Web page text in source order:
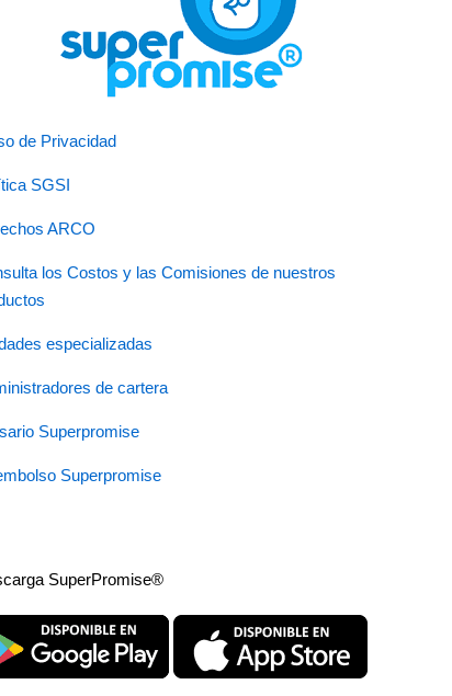
de Privacidad
SGSI
ARCO
los Costos y las Comisiones de nuestros
especializadas
de cartera
Superpromise
Superpromise
SuperPromise®